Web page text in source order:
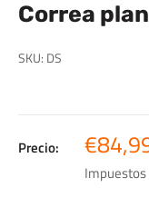
Correa
SKU: DS
Precio: Precio
de
venta